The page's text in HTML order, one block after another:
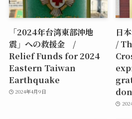
「2024年台湾東部沖地
震」への救援金 /
Relief Funds for 2024
Eastern Taiwan
Earthquake
2024年4月9日
日
/